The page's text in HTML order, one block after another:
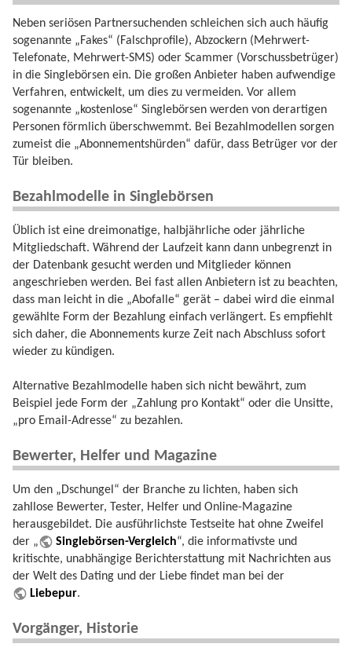
Neben seriösen Partnersuchenden schleichen sich auch häufig
sogenannte „Fakes“ (Falschprofile), Abzockern (Mehrwert-
Telefonate, Mehrwert-SMS) oder Scammer (Vorschussbetrüger)
in die Singlebörsen ein. Die großen Anbieter haben aufwendige
Verfahren, entwickelt, um dies zu vermeiden. Vor allem
sogenannte „kostenlose“ Singlebörsen werden von derartigen
Personen förmlich überschwemmt. Bei Bezahlmodellen sorgen
zumeist die „Abonnementshürden“ dafür, dass Betrüger vor der
Tür bleiben.
Bezahlmodelle in Singlebörsen
Üblich ist eine dreimonatige, halbjährliche oder jährliche
Mitgliedschaft. Während der Laufzeit kann dann unbegrenzt in
der Datenbank gesucht werden und Mitglieder können
angeschrieben werden. Bei fast allen Anbietern ist zu beachten,
dass man leicht in die „Abofalle“ gerät – dabei wird die einmal
gewählte Form der Bezahlung einfach verlängert. Es empfiehlt
sich daher, die Abonnements kurze Zeit nach Abschluss sofort
wieder zu kündigen.
Alternative Bezahlmodelle haben sich nicht bewährt, zum
Beispiel jede Form der „Zahlung pro Kontakt“ oder die Unsitte,
„pro Email-Adresse“ zu bezahlen.
Bewerter, Helfer und Magazine
Um den „Dschungel“ der Branche zu lichten, haben sich
zahllose Bewerter, Tester, Helfer und Online-Magazine
herausgebildet. Die ausführlichste Testseite hat ohne Zweifel
der „
Singlebörsen-Vergleich“, die informativste und
kritischte, unabhängige Berichterstattung mit Nachrichten aus
der Welt des Dating und der Liebe findet man bei der
Liebepur.
Vorgänger, Historie